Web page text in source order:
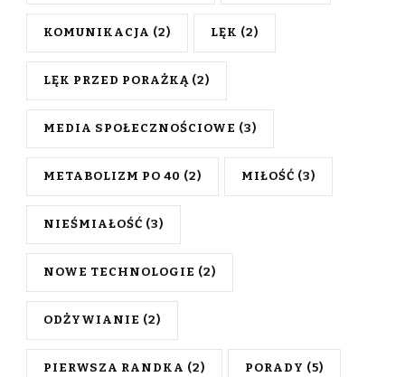
KOMUNIKACJA (2) LĘK (2)
LĘK PRZED PORAŻKĄ (2)
MEDIA SPOŁECZNOŚCIOWE (3)
METABOLIZM PO 40 (2) MIŁOŚĆ (3)
NIEŚMIAŁOŚĆ (3)
NOWE TECHNOLOGIE (2)
ODŻYWIANIE (2)
PIERWSZA RANDKA (2) PORADY (5)